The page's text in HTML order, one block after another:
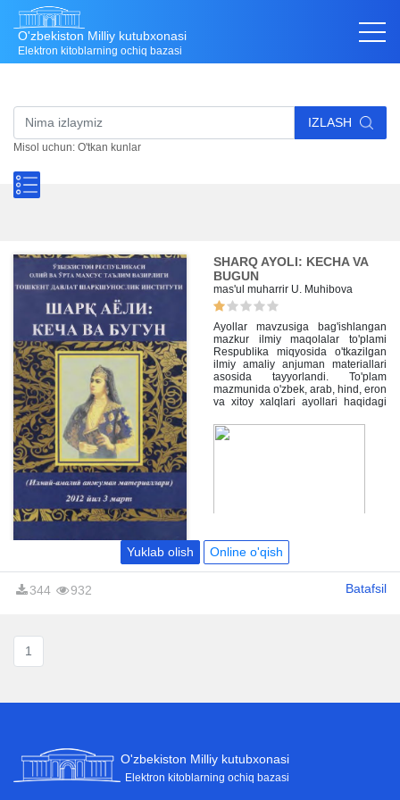
O'zbekiston Milliy kutubxonasi
Elektron kitoblarning ochiq bazasi
IZLASH
Misol uchun: O'tkan kunlar
SHARQ AYOLI: KECHA VA
BUGUN
mas'ul muharrir U. Muhibova
Ayollar mavzusiga bag'ishlangan
mazkur ilmiy maqolalar to'plami
Respublika miqyosida o'tkazilgan
ilmiy amaliy anjuman materiallari
asosida tayyorlandi. To'plam
mazmunida o'zbek, arab, hind, eron
va xitoy xalqlari ayollari haqidagi
aksini topgan.
Yuklab olish Online o'qish
344 932 Batafsil
1
O'zbekiston Milliy kutubxonasi
Elektron kitoblarning ochiq bazasi